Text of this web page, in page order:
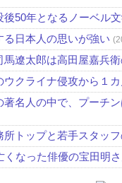
後50年となるノーベル
る日本人の思いが強い
馬遼太郎は高田屋嘉兵
ウクライナ侵攻から１
著名人の中で、プーチ
所トップと若手スタッフ
くなった俳優の宝田明